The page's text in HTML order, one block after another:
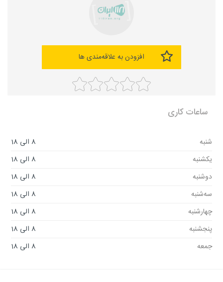
افزودن به علاقه‌مندی ها
ساعات کاری
شنبه
8 الی 18
یکشنبه
8 الی 18
دوشنبه
8 الی 18
سه‌شنبه
8 الی 18
چهارشنبه
8 الی 18
پنجشنبه
8 الی 18
جمعه
8 الی 18